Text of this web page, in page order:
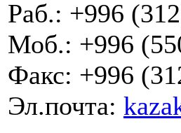
Раб.: +996
Моб.: +996
Факс: +996
Эл.почта: